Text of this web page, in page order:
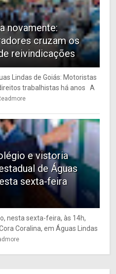
novamente:
cruzam os
reivindicações
Lindas de Goiás: Motoristas
trabalhistas há anos A
e vistoria
de Águas
sexta-feira
nesta sexta-feira, às 14h,
Coralina, em Águas Lindas